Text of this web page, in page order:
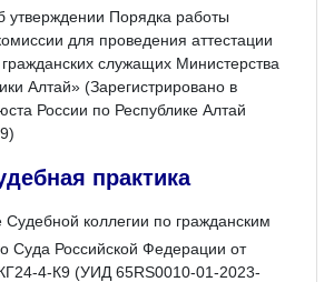
Порядка работы
для проведения аттестации
гражданских служащих Министерства
Алтай» (Зарегистрировано в
России по Республике Алтай
практика
коллегии по гражданским
Суда Российской Федерации от
4-К9 (УИД 65RS0010-01-2023-